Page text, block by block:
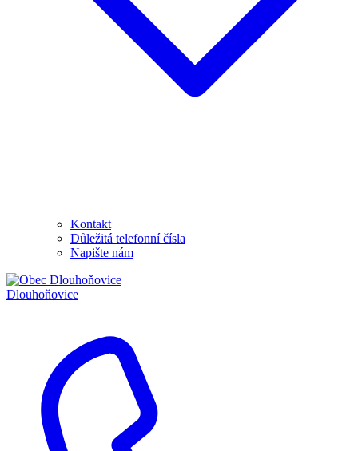
Kontakt
Důležitá telefonní čísla
Napište nám
Dlouhoňovice